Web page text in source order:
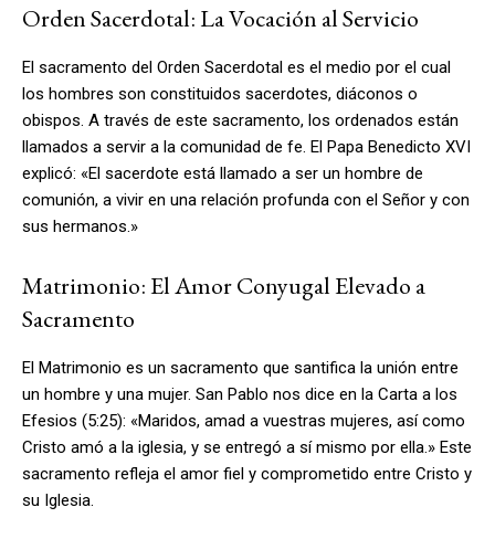
Orden Sacerdotal: La Vocación al Servicio
El sacramento del Orden Sacerdotal es el medio por el cual
los hombres son constituidos sacerdotes, diáconos o
obispos. A través de este sacramento, los ordenados están
llamados a servir a la comunidad de fe. El Papa Benedicto XVI
explicó: «El sacerdote está llamado a ser un hombre de
comunión, a vivir en una relación profunda con el Señor y con
sus hermanos.»
Matrimonio: El Amor Conyugal Elevado a
Sacramento
El Matrimonio es un sacramento que santifica la unión entre
un hombre y una mujer. San Pablo nos dice en la Carta a los
Efesios (5:25): «Maridos, amad a vuestras mujeres, así como
Cristo amó a la iglesia, y se entregó a sí mismo por ella.» Este
sacramento refleja el amor fiel y comprometido entre Cristo y
su Iglesia.